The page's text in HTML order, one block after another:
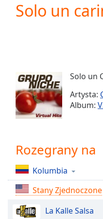
Current
Time0:00
Stream
TypeLIVE
Seek to
live,
currently
Time-
1x
Playback
Solo un
Solo un
Artysta:
Album:
Rozegrany na
Kolumbia
Stany Zjednoczone
La Kalle Salsa